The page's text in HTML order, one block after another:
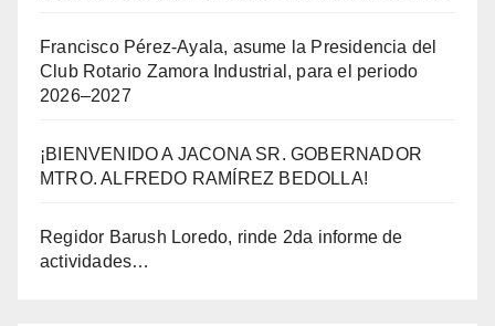
Francisco Pérez-Ayala, asume la Presidencia del
Club Rotario Zamora Industrial, para el periodo
2026–2027
¡BIENVENIDO A JACONA SR. GOBERNADOR
MTRO. ALFREDO RAMÍREZ BEDOLLA!
Regidor Barush Loredo, rinde 2da informe de
actividades…